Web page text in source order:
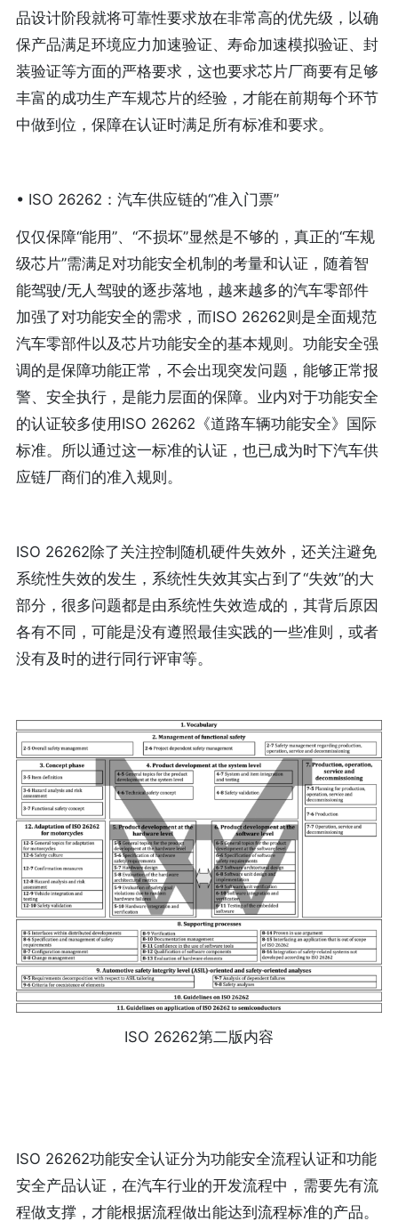
品设计阶段就将可靠性要求放在非常高的优先级，以确
保产品满足环境应力加速验证、寿命加速模拟验证、封
装验证等方面的严格要求，这也要求芯片厂商要有足够
丰富的成功生产车规芯片的经验，才能在前期每个环节
中做到位，保障在认证时满足所有标准和要求。
• ISO 26262：汽车供应链的“准入门票”
仅仅保障“能用”、“不损坏”显然是不够的，真正的“车规
级芯片”需满足对功能安全机制的考量和认证，随着智
能驾驶/无人驾驶的逐步落地，越来越多的汽车零部件
加强了对功能安全的需求，而ISO 26262则是全面规范
汽车零部件以及芯片功能安全的基本规则。功能安全强
调的是保障功能正常，不会出现突发问题，能够正常报
警、安全执行，是能力层面的保障。业内对于功能安全
的认证较多使用ISO 26262《道路车辆功能安全》国际
标准。所以通过这一标准的认证，也已成为时下汽车供
应链厂商们的准入规则。
ISO 26262除了关注控制随机硬件失效外，还关注避免
系统性失效的发生，系统性失效其实占到了“失效”的大
部分，很多问题都是由系统性失效造成的，其背后原因
各有不同，可能是没有遵照最佳实践的一些准则，或者
没有及时的进行同行评审等。
ISO 26262第二版内容
ISO 26262功能安全认证分为功能安全流程认证和功能
安全产品认证，在汽车行业的开发流程中，需要先有流
程做支撑，才能根据流程做出能达到流程标准的产品。